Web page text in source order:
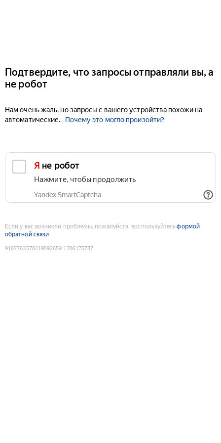
Подтвердите, что запросы отправляли вы, а
не робот
Нам очень жаль, но запросы с вашего устройства похожи на
автоматические.
Почему это могло произойти?
Я не робот
Нажмите, чтобы продолжить
Yandex SmartCaptcha
Если у вас возникли проблемы, пожалуйста, воспользуйтесьформой
обратной связи
9187763578219592659:1786175787